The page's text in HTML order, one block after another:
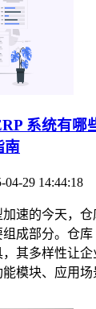
系统有哪
南
04-29 14:44:18
速的今天，仓
成部分。仓库
其多样性让
模块、应用